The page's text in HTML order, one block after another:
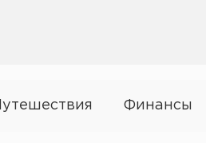
Финансы